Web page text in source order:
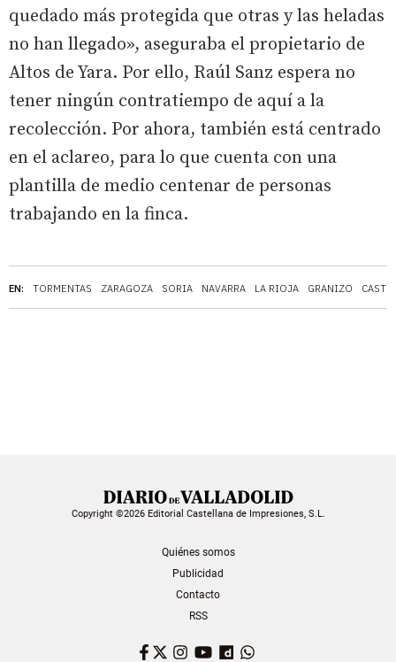
EN: TORMENTAS ZARAGOZA SORIA NAVARRA LA RIOJA GRANIZO
quedado más protegida que otras y las heladas
no han llegado», aseguraba el propietario de
Altos de Yara. Por ello, Raúl Sanz espera no
tener ningún contratiempo de aquí a la
recolección. Por ahora, también está centrado
en el aclareo, para lo que cuenta con una
plantilla de medio centenar de personas
trabajando en la finca.
Copyright ©2026 Editorial Castellana de Impresiones, S.L.
Quiénes somos
Publicidad
Contacto
RSS
Facebook
TwitterInstagram
YouTubeDailymotion